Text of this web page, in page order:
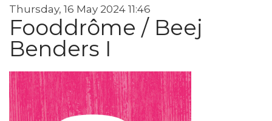
Thursday, 16 May 2024 11:46
Fooddrôme / Beej
Benders I